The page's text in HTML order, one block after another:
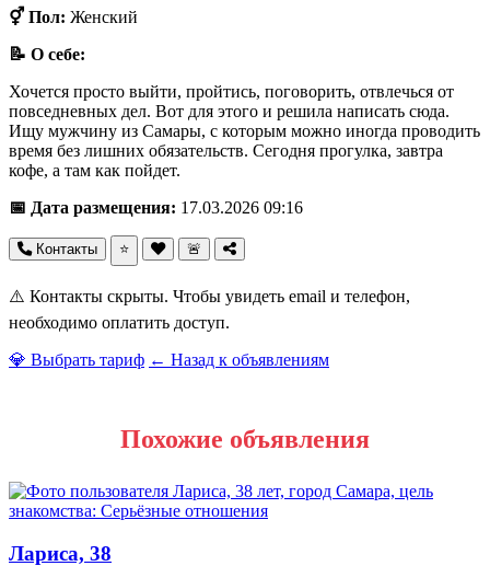
⚥ Пол: Женский
📝 О себе:
Хочется просто выйти, пройтись, поговорить, отвлечься от
повседневных дел. Вот для этого и решила написать сюда.
Ищу мужчину из Самары, с которым можно иногда проводить
время без лишних обязательств. Сегодня прогулка, завтра
кофе, а там как пойдет.
📅 Дата размещения: 17.03.2026 09:16
Контакты ⭐ 🚨
⚠️ Контакты скрыты. Чтобы увидеть email и телефон,
необходимо оплатить доступ.
💎 Выбрать тариф ← Назад к объявлениям
Похожие объявления
Лариса, 38